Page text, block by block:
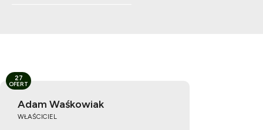
Adam Waśkowiak
WŁAŚCICIEL
27
OFERT